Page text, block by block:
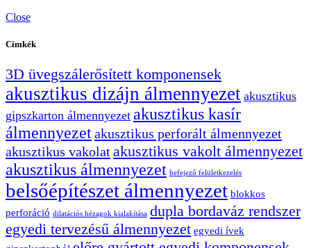
Close
Címkék
3D üvegszálerősített komponensek
akusztikus dizájn álmennyezet akusztikus
gipszkarton álmennyezet akusztikus kasír
álmennyezetakusztikus perforált álmennyezet
akusztikus vakolatakusztikus vakolt álmennyezet
akusztikus álmennyezet befejező felületkezelés
belsőépítészet álmennyezet blokkos
perforáció dilatációs hézagok kialakítása dupla bordaváz rendszer
egyedi tervezésű álmennyezet egyedi ívek